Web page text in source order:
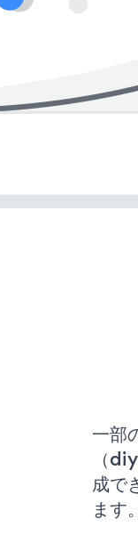
一部
（
成で
ます。